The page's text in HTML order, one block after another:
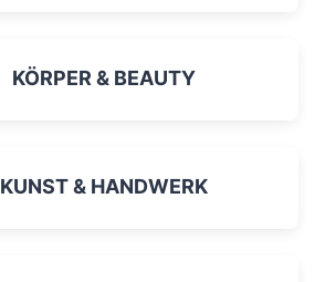
KÖRPER & BEAUTY
KUNST & HANDWERK